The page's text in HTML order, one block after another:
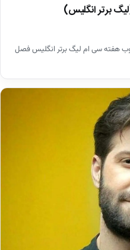
هفته سی ام لیگ برتر انگلیس فصل